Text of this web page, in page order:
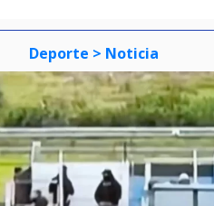
Deporte > Noticia